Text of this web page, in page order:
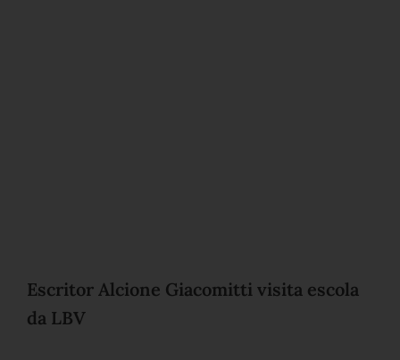
Escritor Alcione Giacomitti visita escola
da LBV